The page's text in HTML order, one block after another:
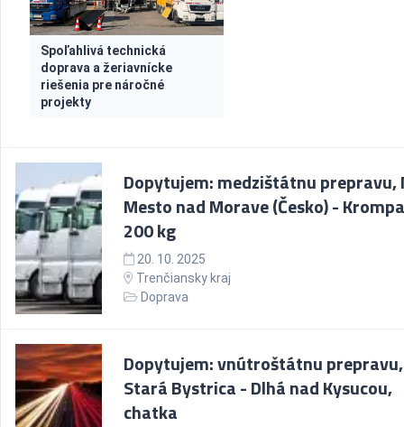
Spoľahlivá technická
doprava a žeriavnícke
riešenia pre náročné
projekty
Dopytujem: medzištátnu prepravu,
Mesto nad Morave (Česko) -
200 kg
20. 10. 2025
Trenčiansky kraj
Doprava
Dopytujem: vnútroštátnu prepravu,
Stará Bystrica - Dlhá nad Kysucou,
chatka